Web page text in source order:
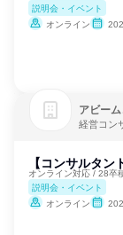
説明会・イベント
オンライン
アビー
経営コン
【コンサルタ
オンライン対応 / 28卒
説明会・イベント
オンライン